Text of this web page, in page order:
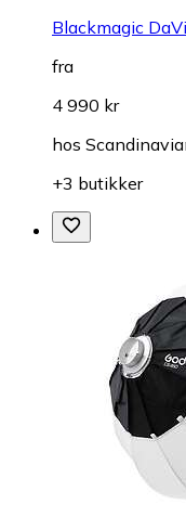
Blackmagic
fra
4 990 kr
hos
+3 butikker